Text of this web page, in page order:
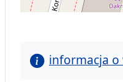
informacja